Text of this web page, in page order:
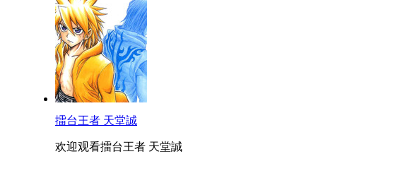
擂台王者 天堂誠
欢迎观看擂台王者 天堂誠